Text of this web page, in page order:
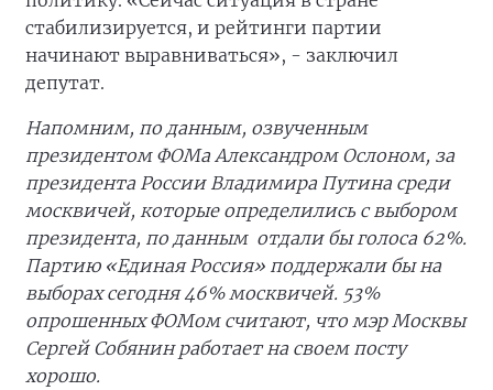
стабилизируется, и рейтинги партии
начинают выравниваться», - заключил
депутат.
Напомним, по данным, озвученным
президентом ФОМа Александром Ослоном, за
президента России Владимира Путина среди
москвичей, которые определились с выбором
президента, по данным отдали бы голоса 62%.
Партию «Единая Россия» поддержали бы на
выборах сегодня 46% москвичей. 53%
опрошенных ФОМом считают, что мэр Москвы
Сергей Собянин работает на своем посту
хорошо.